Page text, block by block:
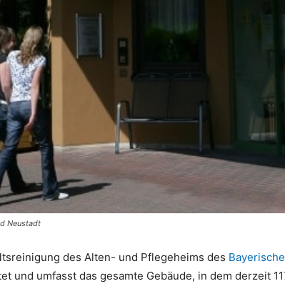
Neustadt
des Alten- und Pflegeheims des
und umfasst das gesamte Gebäude, in dem derzeit